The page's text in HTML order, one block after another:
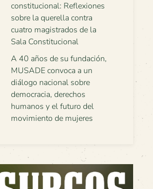
constitucional: Reflexiones
sobre la querella contra
cuatro magistrados de la
Sala Constitucional
A 40 años de su fundación,
MUSADE convoca a un
diálogo nacional sobre
democracia, derechos
humanos y el futuro del
movimiento de mujeres